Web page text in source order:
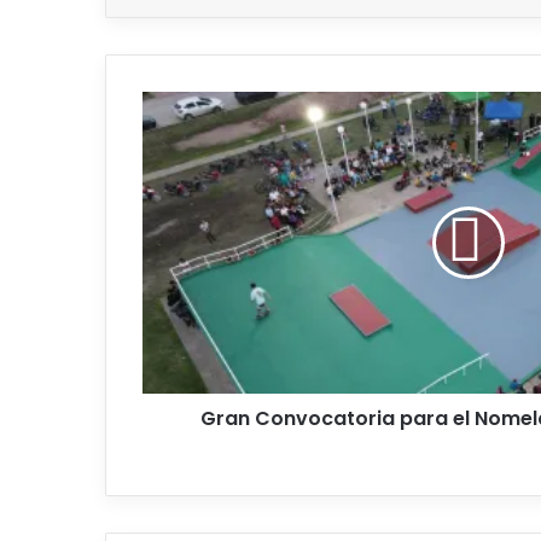
Gran
Convocatoria
el
Nomelacontest
Volumen
5
Gran Convocatoria para el